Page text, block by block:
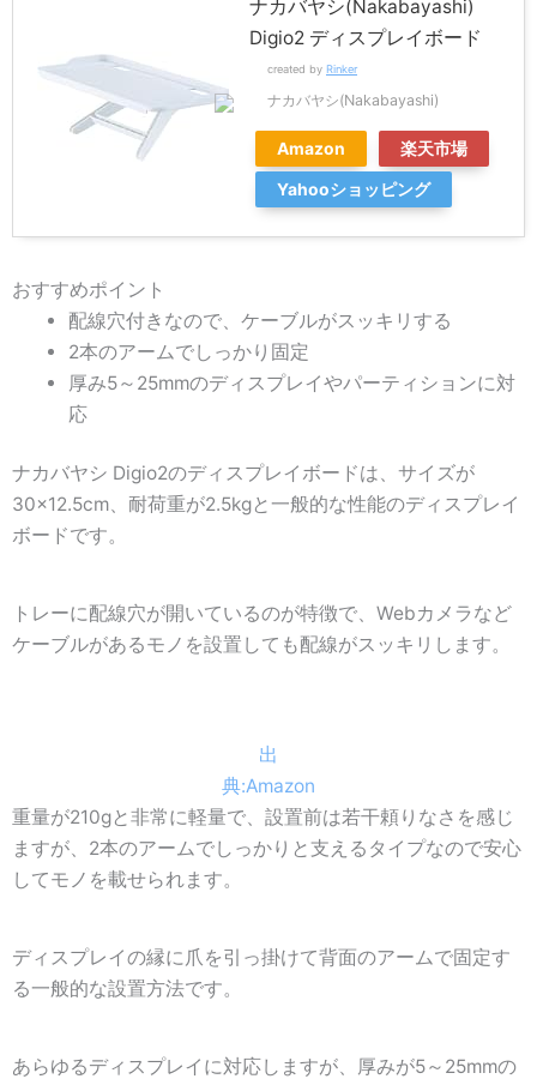
ナカバヤシ(Nakabayashi)
Digio2 ディスプレイボード
created by Rinker
ナカバヤシ(Nakabayashi)
Amazon
楽天市場
Yahooショッピング
おすすめポイント
配線穴付きなので、ケーブルがスッキリする
2本のアームでしっかり固定
厚み5～25mmのディスプレイやパーティションに対
応
ナカバヤシ Digio2のディスプレイボードは、サイズが
30×12.5cm、耐荷重が2.5kgと一般的な性能のディスプレイ
ボードです。
トレーに配線穴が開いているのが特徴で、Webカメラなど
ケーブルがあるモノを設置しても配線がスッキリします。
出
典:Amazon
重量が210gと非常に軽量で、設置前は若干頼りなさを感じ
ますが、2本のアームでしっかりと支えるタイプなので安心
してモノを載せられます。
ディスプレイの縁に爪を引っ掛けて背面のアームで固定す
る一般的な設置方法です。
あらゆるディスプレイに対応しますが、厚みが5～25mmの